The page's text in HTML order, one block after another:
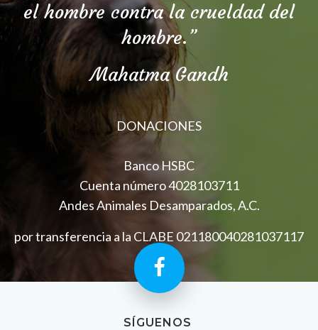
el hombre contra la crueldad del
hombre.”
Mahatma Gandh
DONACIONES
Banco HSBC
Cuenta número 4028103711
Andes Animales Desamparados, A.C.
por transferencia a la CLABE 021180040281037117
SÍGUENOS